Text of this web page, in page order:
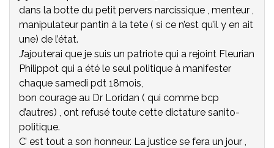
dans la botte du petit pervers narcissique , menteur ,
manipulateur pantin à la tete ( si ce n’est qu’il y en ait
une) de l’état.
J’ajouterai que je suis un patriote qui a rejoint Fleurian
Philippot qui a été le seul politique à manifester
chaque samedi pdt 18mois,
bon courage au Dr Loridan ( qui comme bcp
d’autres) , ont refusé toute cette dictature sanito-
politique.
C’ est tout a son honneur. La justice se fera un jour ,